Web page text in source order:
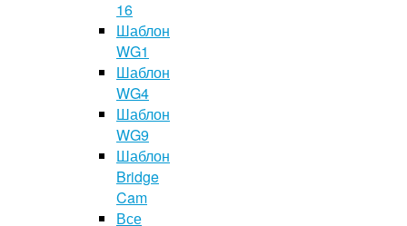
16
Шаблон
WG1
Шаблон
WG4
Шаблон
WG9
Шаблон
Bridge
Cam
Все